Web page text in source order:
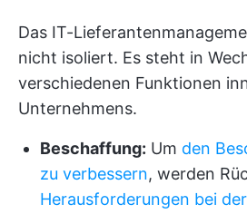
Das IT-
nicht isoliert. Es steht in
verschiedenen Funktionen
Unternehmens.
Beschaffung: Um den
zu verbessern, werden
Herausforderungen bei